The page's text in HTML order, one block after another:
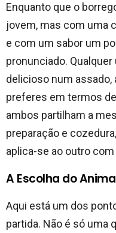
Enquanto que o
jovem, mas com uma
e com um sabor um
pronunciado.
delicioso num assado,
preferes em termos
ambos partilham a
preparação e
aplica-se ao outro
A Escolha do
Aqui está um dos
partida. Não é só uma